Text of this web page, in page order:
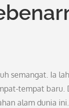
semangat. Ia
tempat baru.
alam dunia ini.